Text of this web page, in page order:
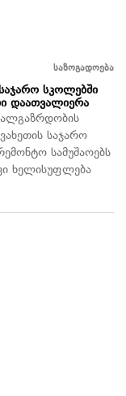
საზოგადოება
საჯარო სკოლებში
დაათვალიერა
საჯარო
სამუშაოებს
ხელისუფლება